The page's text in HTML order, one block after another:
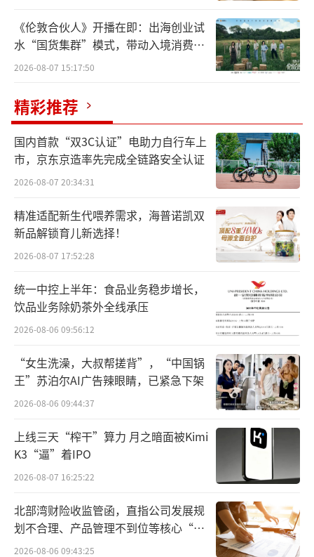
构的专业能力和资源优势，从而进一步拓展公
司医药领域的投资布局，同时提升公司自有基
金的使用效能。
早在此前，包括贝泰妮、恒瑞医药、阳普
医疗、安旭生物、凯普生物、英科医疗、百诚
医药、百洋医药、百花医药、东亚药业在内的
多家上市公司，已作为LP向在资本市场低迷期
寻求资金支持的风险资本和私募股权基金提供
资金支持。今年以来，中药巨头片仔癀、云南
白药也相继宣布下场做LP，围绕中医药产业、
并购、整合下的贵州三力
贵州三力成立于1995年，是一家集研发、
生产和销售于一体的现代化中成药制药企业，
主要围绕儿科、呼吸系统科、心脑血管科、消
化内科等领域，拳头产品为开喉剑喷雾剂（儿
童型）、开喉剑喷雾剂和强力天麻杜仲胶囊
等。其中，核心产品开喉剑喷雾剂（儿童
型）、开喉剑喷雾剂均为国家专利产品，在咽
喉疾病中成药喷雾剂市场占据较高的市场份
额，已在咽喉疾病、儿童用中成药领域形成了
一定的品牌知名度。
《伦敦合伙人》开播在即：出海创业试
水“国货集群”模式，带动入境消费反
向种草
2026-08-07 15:17:50
精彩推荐
国内首款“双3C认证”电助力自行车上
市，京东京造率先完成全链路安全认证
2026-08-07 20:34:31
精准适配新生代喂养需求，海普诺凯双
新品解锁育儿新选择！
2026-08-07 17:52:28
统一中控上半年：食品业务稳步增长，
饮品业务除奶茶外全线承压
2026-08-06 09:56:12
“女生洗澡，大叔帮搓背”，“中国锅
王”苏泊尔AI广告辣眼睛，已紧急下架
2026-08-06 09:44:37
上线三天“榨干”算力 月之暗面被Kimi
K3“逼”着IPO
2026-08-07 16:25:22
北部湾财险收监管函，直指公司发展规
划不合理、产品管理不到位等核心“痛
点”
2026-08-06 09:43:25